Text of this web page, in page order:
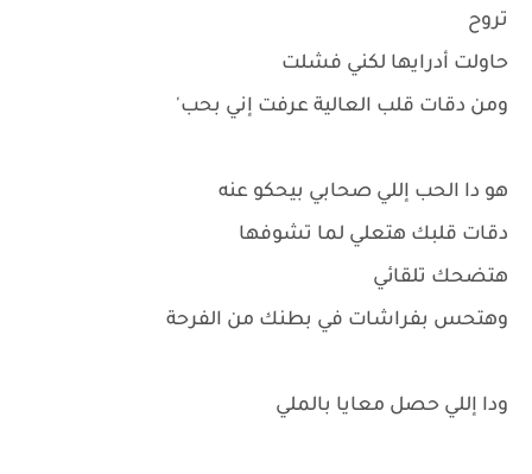
تروح
حاولت أدرايها لكني فشلت
ومن دقات قلب العالية عرفت إني بحب'
هو دا الحب إللي صحابي بيحكو عنه
دقات قلبك هتعلي لما تشوفها
هتضحك تلقائي
وهتحس بفراشات في بطنك من الفرحة
ودا إللي حصل معايا بالملي